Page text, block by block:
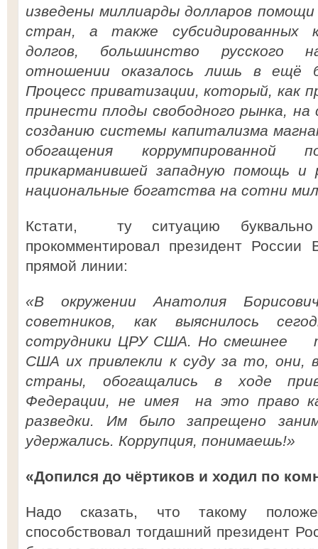
изведены миллиарды долларов
стран, а также субсидированных
долгов, большинство русского
отношении оказалось лишь в ещё
Процесс приватизации, который, как
принести плоды свободного рынка, на
созданию системы капитализма
обогащения коррумпированной
прикарманившей западную помощь и
национальные богатства на сотни
Кстати, ту ситуацию
прокомментировал президент
прямой линии:
«В окружении Анатолия
советников, как выяснилось
сотрудники ЦРУ США. Но смешнее
США их привлекли к суду за то, они,
страны, обогащались в ходе
Федерации, не имея на это право
разведки. Им было запрещено
удержались. Коррупция, понимаешь!»
«Допился до чёртиков и ходил по
Надо сказать, что такому
способствовал тогдашний президент